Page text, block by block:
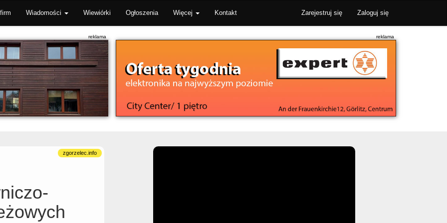
Wiadomości Wiewiórki Ogłoszenia Więcej Kontakt Zarejestruj się Zaloguj się